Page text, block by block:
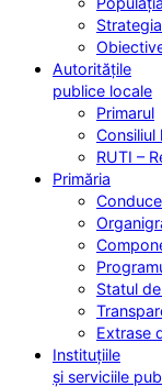
Autoritățile
publice locale
Primarul
Consiliul
RUTI –
Primăria
Statul
Extrase
Instituțiile
și serviciile